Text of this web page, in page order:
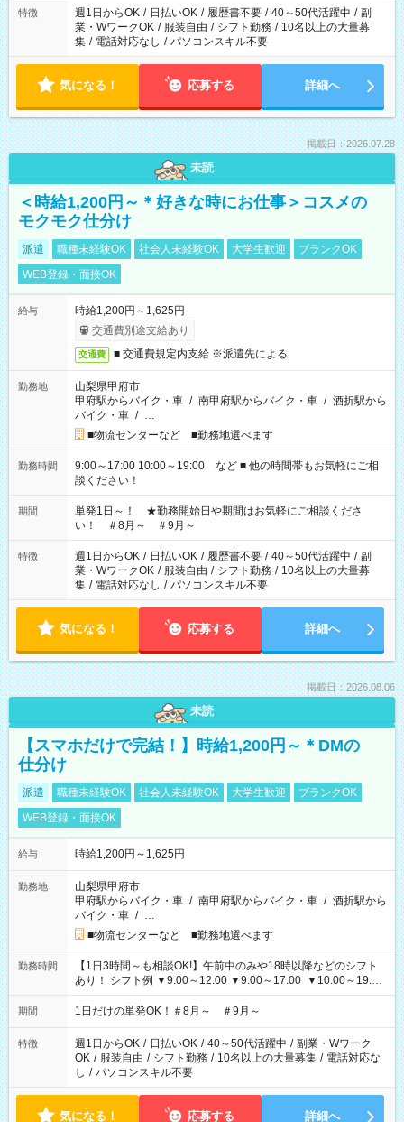
特徴 週1日からOK / 日払いOK / 履歴書不要 / 40～50代活躍中 / 副
業・WワークOK / 服装自由 / シフト勤務 / 10名以上の大量募
集 / 電話対応なし / パソコンスキル不要
気になる！ 応募する 詳細へ
掲載日：2026.07.28
未読
＜時給1,200円～＊好きな時にお仕事＞コスメの
モクモク仕分け
派遣 職種未経験OK 社会人未経験OK 大学生歓迎
ブランクOK
WEB登録・面接OK
給与
時給1,200円～1,625円
交通費別途支給あり
交通費 ■ 交通費規定内支給 ※派遣先による
勤務地
山梨県甲府市
甲府駅からバイク・車 / 南甲府駅からバイク・車 / 酒折駅から
バイク・車 / …
■物流センターなど ■勤務地選べます
勤務時間
9:00～17:00 10:00～19:00 など ■ 他の時間帯もお気軽にご相
談ください！
期間
単発1日～！ ★勤務開始日や期間はお気軽にご相談くださ
い！ ＃8月～ ＃9月～
特徴 週1日からOK / 日払いOK / 履歴書不要 / 40～50代活躍中 / 副
業・WワークOK / 服装自由 / シフト勤務 / 10名以上の大量募
集 / 電話対応なし / パソコンスキル不要
気になる！ 応募する 詳細へ
掲載日：2026.08.06
未読
【スマホだけで完結！】時給1,200円～＊DMの
仕分け
派遣 職種未経験OK 社会人未経験OK 大学生歓迎
ブランクOK
WEB登録・面接OK
給与 時給1,200円～1,625円
勤務地
山梨県甲府市
甲府駅からバイク・車 / 南甲府駅からバイク・車 / 酒折駅から
バイク・車 / …
■物流センターなど ■勤務地選べます
勤務時間
【1日3時間～も相談OK!】午前中のみや18時以降などのシフト
あり！ シフト例 ▼9:00～12:00 ▼9:00～17:00 ▼10:00～19:00
▼18:00～21:00
期間 1日だけの単発OK！＃8月～ ＃9月～
特徴 週1日からOK / 日払いOK / 40～50代活躍中 / 副業・Wワーク
OK / 服装自由 / シフト勤務 / 10名以上の大量募集 / 電話対応な
し / パソコンスキル不要
気になる！ 応募する 詳細へ